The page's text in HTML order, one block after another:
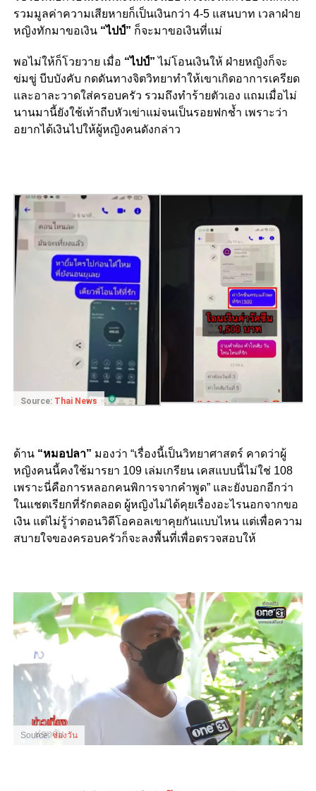
รวมมูลค่าความเสียหายก็เป็นเงินกว่า 4-5 แสนบาท เวลาฝ่าย
หญิงทักมาขอเงิน“ไปป์” ก็จะมาขอเงินที่แม่
พอไม่ให้ก็โวยวาย เมื่อ “ไปป์” ไม่โอนเงินให้ ฝ่ายหญิงก็จะ
ข่มขู่ บีบบังคับ กดดันทางจิตวิทยาทำให้เขาเกิดอาการเครียด
และอาละวาดใส่ครอบครัว รวมถึงทำร้ายตัวเอง แถมเมื่อไม่
นานมานี้ยังใช้เท้าถีบหัวเข่าแม่จนเป็นรอยฟกช้ำ เพราะว่า
อยากได้เงินไปให้ผู้หญิงคนดังกล่าว
Source: Thai News
ด้าน “หมอปลา” มองว่า “เรื่องนี้เป็นวิทยาศาสตร์ คาดว่าผู้
หญิงคนนี้คงใช้มารยา 109 เล่มเกรียน เคสแบบนี้ไม่ใช่ 108
เพราะนี่คือการหลอกคนพิการจากคำพูด” และยังบอกอีกว่า
ในแชตเรียกที่รักตลอด ผู้หญิงไม่ได้คุยเรื่องอะไรนอกจากขอ
เงิน แต่ไม่รู้ว่าตอนวิดีโอคอลเขาคุยกันแบบไหน แต่เพื่อความ
สบายใจของครอบครัวก็จะลงพื้นที่เพื่อตรวจสอบให้
Source:ช่องวัน